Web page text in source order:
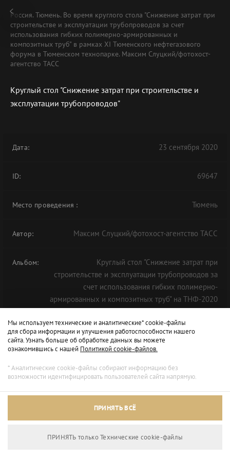
Россия. Тюмень. Во время круглого стола "Снижение затрат при
строительстве и эксплуатации трубопроводов за счет
использования гибких полимерно-армированных и
композитных труб" в рамках XI Тюменского нефтегазового
форума в Тюменском технопарке. Максим Слуцкий/фотохост-
агентство ТАСС
Круглый стол "Снижение затрат при строительстве и
эксплуатации трубопроводов"
Дата: 23 сентября 2020
ID: 69647
Место проведения : Тюмень
Автор: Максим Слуцкий/фотохост-агентство ТАСС
Альбом:
Круглый стол "Снижение затрат при
строительстве и эксплуатации трубопроводов за
счет использования гибких полимерно-
армированных и композитных труб" на ТНФ-2020
Мы используем технические и аналитические* cookie-файлы
для сбора информации и улучшения работоспособности нашего
сайта. Узнать больше об обработке данных вы можете
ознакомившись с нашей Политикой cookie-файлов.
* Аналитические cookie-файлы собирают информацию без
возможности идентифицировать пользователей сайта напрямую.
ПРИНЯТЬ ВСЁ
ПРИНЯТЬ только Технические сookie-файлы